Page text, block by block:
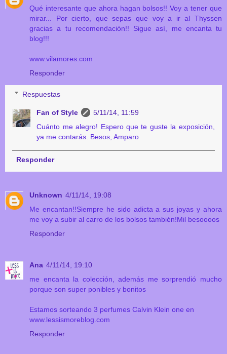
Qué interesante que ahora hagan bolsos!! Voy a tener que
mirar... Por cierto, que sepas que voy a ir al Thyssen
gracias a tu recomendación!! Sigue así, me encanta tu
blog!!!
www.vilamores.com
Responder
Respuestas
Fan of Style
5/11/14, 11:59
Cuánto me alegro! Espero que te guste la exposición,
ya me contarás. Besos, Amparo
Responder
Unknown 4/11/14, 19:08
Me encantan!!Siempre he sido adicta a sus joyas y ahora
me voy a subir al carro de los bolsos también!Mil besoooos
Responder
Ana 4/11/14, 19:10
me encanta la colección, además me sorprendió mucho
porque son super ponibles y bonitos
Estamos sorteando 3 perfumes Calvin Klein one en
www.lessismoreblog.com
Responder